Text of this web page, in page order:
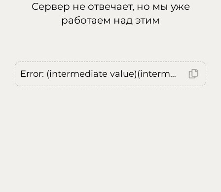
Сервер не отвечает, но мы уже
работаем над этим
Error: (intermediate value)(intermediate value)(intermediate value).replaceAll is not a function